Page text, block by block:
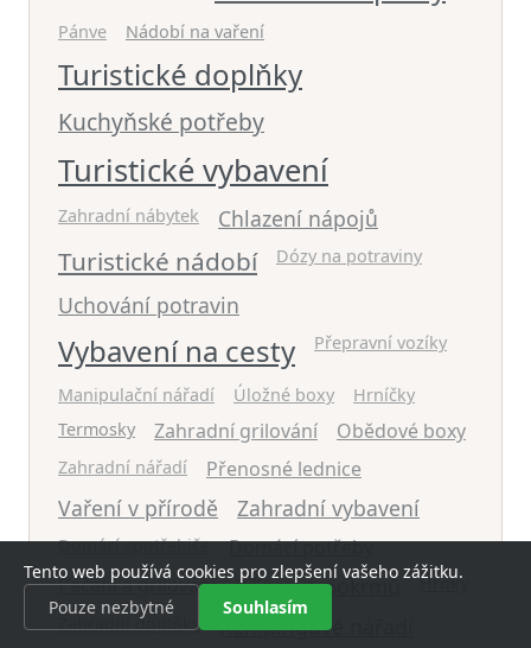
Pánve Nádobí na vaření
Turistické doplňky
Kuchyňské potřeby
Turistické vybavení
Zahradní nábytek Chlazení nápojů
Turistické nádobí Dózy na potraviny
Uchování potravin
Vybavení na cesty Přepravní vozíky
Manipulační nářadí Úložné boxy
Hrníčky
Termosky
Zahradní grilování Obědové boxy
Zahradní nářadí Přenosné lednice
Vaření v přírodě Zahradní vybavení
Domácí spotřebiče
Domácí potřeby
Pečení a grilování
Příprava pokrmů
Hrnky
Zahradní doplňky
Kempingové nářadí
Tento web používá cookies pro zlepšení vašeho zážitku.
Pouze nezbytné
Souhlasím